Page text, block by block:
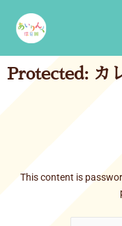
content
Protected: カ
This content is